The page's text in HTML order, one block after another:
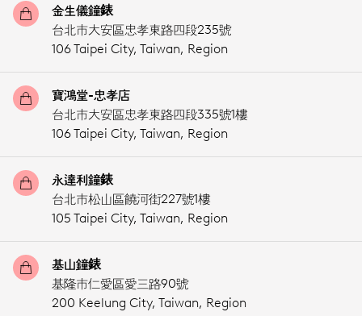
金生儀鐘錶
台北市大安區忠孝東路四段235號
106 Taipei City, Taiwan, Region
寶鴻堂-忠孝店
台北市大安區忠孝東路四段335號1樓
106 Taipei City, Taiwan, Region
永達利鐘錶
台北市松山區饒河街227號1樓
105 Taipei City, Taiwan, Region
基山鐘錶
基隆市仁愛區愛三路90號
200 Keelung City, Taiwan, Region